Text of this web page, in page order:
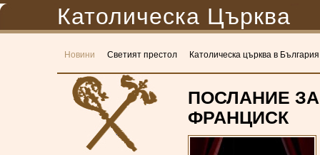
Католическа Църква
Новини Светият престол Католическа църква в България
ПОСЛАНИЕ
ФРАНЦИСК